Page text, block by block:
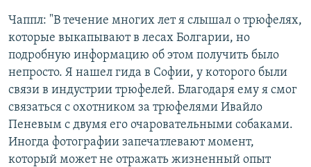
Чаппл: "В течение многих лет я слышал о трюфелях,
которые выкапывают в лесах Болгарии, но
подробную информацию об этом получить было
непросто. Я нашел гида в Софии, у которого были
связи в индустрии трюфелей. Благодаря ему я смог
связаться с охотником за трюфелями Ивайло
Пеневым с двумя его очаровательными собаками.
Иногда фотографии запечатлевают момент,
который может не отражать жизненный опыт